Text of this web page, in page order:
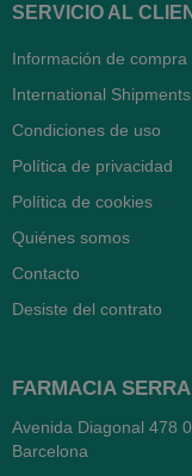
SERVICIO AL
Información de compra
International Shipments
Condiciones de uso
Política de privacidad
Política de cookies
Quiénes somos
Contacto
Desiste del contrato
FARMACIA
Avenida Diagonal 478
Barcelona